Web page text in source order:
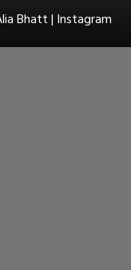
Bhatt | Instagram